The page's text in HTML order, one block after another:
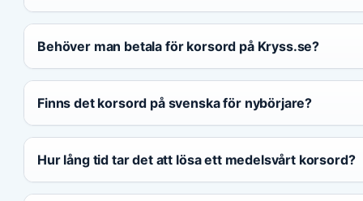
Behöver man betala för korsord på Kryss.se?
Finns det korsord på svenska för nybörjare?
Hur lång tid tar det att lösa ett medelsvårt korsord?